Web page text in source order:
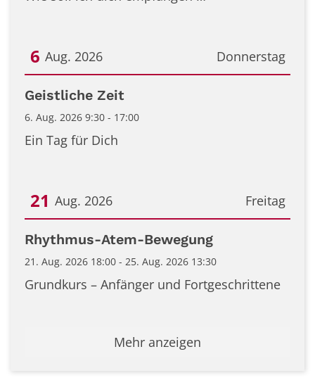
Donnerstag
6 Aug. 2026
Datum: 6. August 2026
Geistliche Zeit
6. Aug. 2026 9:30 - 17:00
Ein Tag für Dich
Freitag
21 Aug. 2026
Datum: 21. August 2026
Rhythmus-Atem-Bewegung
21. Aug. 2026 18:00 - 25. Aug. 2026 13:30
Grundkurs – Anfänger und Fortgeschrittene
Mehr anzeigen